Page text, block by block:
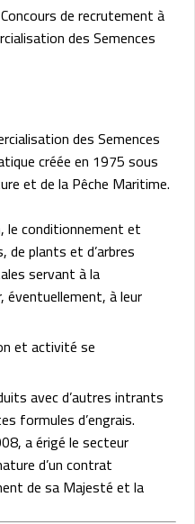
de recrutement à
des Semences
des Semences
créée en 1975 sous
et de la Pêche Maritime.
le conditionnement et
de plants et d’arbres
servant à la
éventuellement, à leur
et activité se
avec d’autres intrants
formules d’engrais.
a érigé le secteur
d’un contrat
de sa Majesté et la